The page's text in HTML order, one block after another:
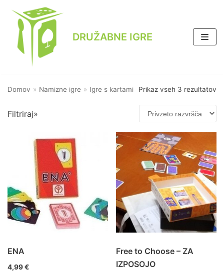
Skoči
na
vsebino
DRUŽABNE IGRE
Domov » Namizne igre » Igre s kartami Prikaz vseh 3 rezultatov
Filtriraj»
ENA
4,99€
Free to Choose – ZA
IZPOSOJO
Tekmovalne igre
Namizne igre
Igre s kartami
Didaktične igre
Igre s kockami
Igre s kartami
Ostalo